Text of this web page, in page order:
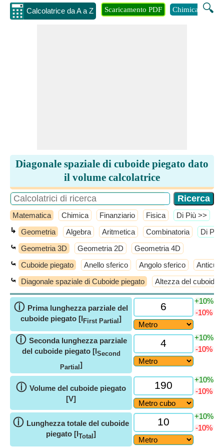
Calcolatrice da A a Z 🔍
Scaricamento PDF Chimica
Diagonale spaziale di cuboide piegato dato
il volume calcolatrice
Matematica Chimica Finanziario Fisica ​Di Più >>
↳ Geometria Algebra Aritmetica Combinatoria ​Di Più
⤿ Geometria 3D Geometria 2D Geometria 4D
⤿ Cuboide piegato Anello sferico Angolo sferico
⤿ Diagonale spaziale di Cuboide piegato Altezza del cuboide
ⓘ Prima lunghezza parziale del
cuboide piegato [l First Partial ]
+10%
-10%
ⓘ Seconda lunghezza parziale
del cuboide piegato [lSecond
Partial ]
+10%
-10%
ⓘ Volume del cuboide piegato
[V]
+10%
-10%
ⓘ Lunghezza totale del cuboide
piegato [lTotal ]
+10%
-10%